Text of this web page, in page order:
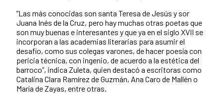
“Las más conocidas son santa Teresa de Jesús y sor
Juana Inés de la Cruz, pero hay muchas otras poetas que
son muy buenas e interesantes y que ya en el siglo XVII se
incorporan a las academias literarias para asumir el
desafío, como sus colegas varones, de hacer poesía con
pericia técnica, con ingenio, de acuerdo a la estética del
barroco”, indica Zuleta, quien destacó a escritoras como
Catalina Clara Ramírez de Guzmán, Ana Caro de Mallén o
María de Zayas, entre otras.